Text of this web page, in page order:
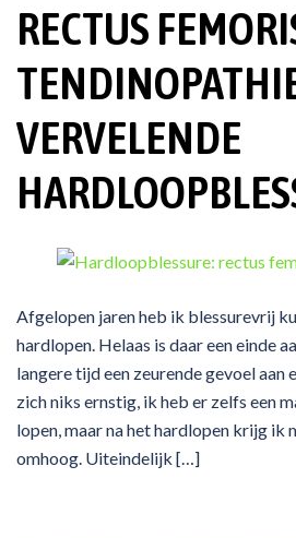
RECTUS
VERVELENDE
Afgelopen jaren heb ik blessurevrij
hardlopen. Helaas is daar een einde
langere tijd een zeurende gevoel aan
zich niks ernstig, ik heb er zelfs een
lopen, maar na het hardlopen krijg ik
omhoog. Uiteindelijk […]